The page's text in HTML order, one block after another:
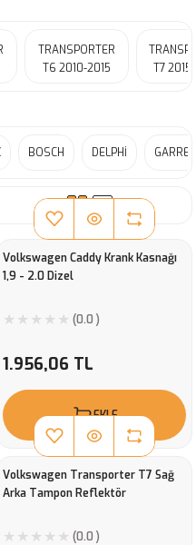
TRANSPORTER
T6 2010-2015
T7
BOSCH DELPHİ
Volkswagen Caddy Krank Kasnağı
1,9 - 2.0 Dizel
(0.0 )
1.956,06 TL
EKLE
Volkswagen Transporter T7 Sağ
Arka Tampon Reflektör
(0.0 )